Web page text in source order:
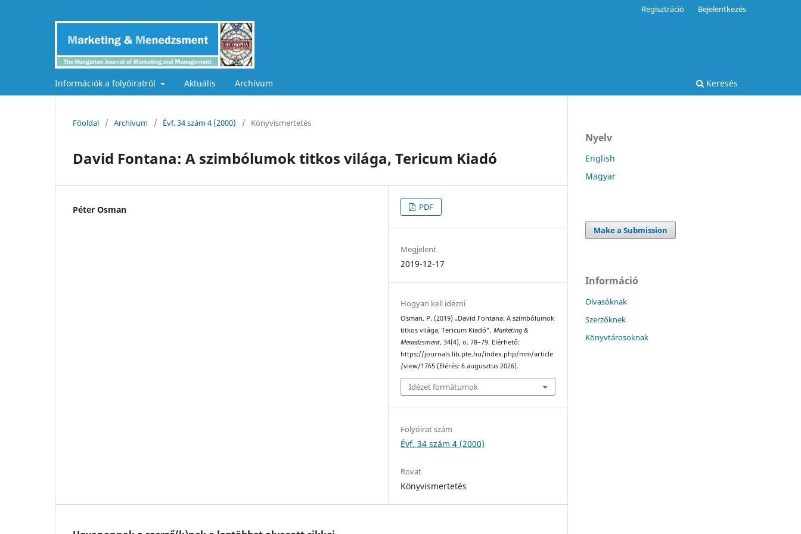
Információk a folyóiratról Aktuális Archívum Keresés
Regisztráció Bejelentkezés
Főoldal / Archívum / Évf. 34 szám 4 (2000) / Könyvismertetés
David Fontana: A szimbólumok titkos világa, Tericum Kiadó
Péter Osman PDF
Megjelent
2019-12-17
Hogyan kell idézni
Osman, P. (2019) „David Fontana: A szimbólumok
titkos világa, Tericum Kiadó”,Marketing &
Menedzsment, 34(4), o. 78–79. Elérhető:
https://journals.lib.pte.hu/index.php/mm/article
/view/1765 (Elérés: 6 augusztus 2026).
Idézet formátumok
Folyóirat szám
Évf. 34 szám 4 (2000)
Rovat
Könyvismertetés
Nyelv
English
Magyar
Make a Submission
Információ
Olvasóknak
Szerzőknek
Könyvtárosoknak